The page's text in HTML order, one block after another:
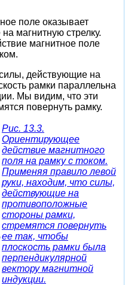
поле оказывает
магнитную стрелку.
магнитное поле
действующие на
рамки параллельна
Мы видим, что эти
повернуть рамку.
Рис. 13.3.
Ориентирующее
действие магнитного
поля на рамку с током.
Применяя правило левой
руки, находим, что силы,
действующие на
противоположные
стороны рамки,
стремятся повернуть
ее так, чтобы
плоскость рамки была
перпендикулярной
вектору магнитной
индукции.